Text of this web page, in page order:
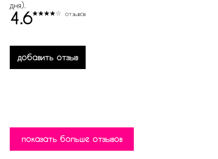
дня).
4.6 отзывов
добавить отзыв
показать больше отзывов